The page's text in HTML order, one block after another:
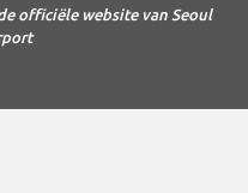
officiële website van Seoul